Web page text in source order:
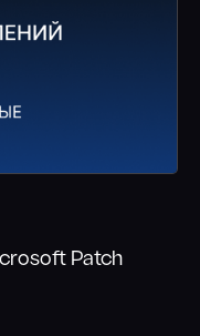
Patch